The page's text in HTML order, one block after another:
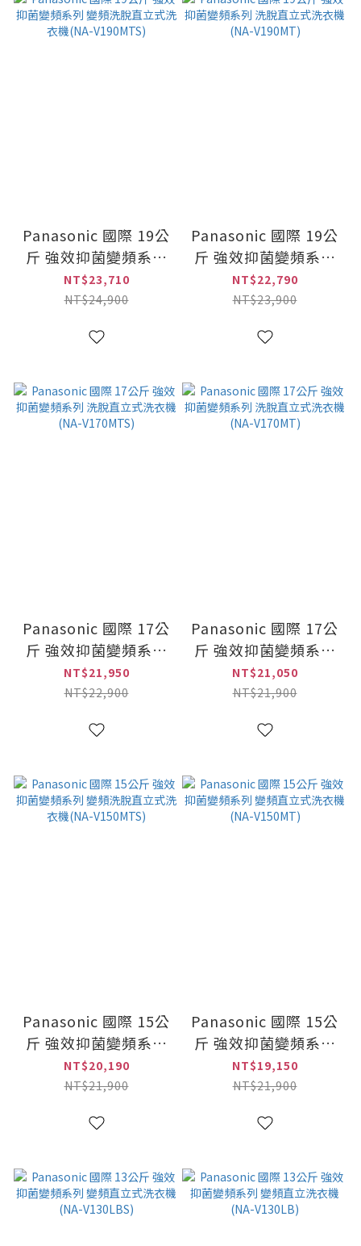
Panasonic 國際 19公
斤 強效抑菌變頻系列
變頻洗脫直立式洗衣機
(NA-V190MTS)
NT$23,710
NT$24,900
Panasonic 國際 19公
斤 強效抑菌變頻系列
洗脫直立式洗衣機
(NA-V190MT)
NT$22,790
NT$23,900
Panasonic 國際 17公
斤 強效抑菌變頻系列
洗脫直立式洗衣機
(NA-V170MTS)
NT$21,950
NT$22,900
Panasonic 國際 17公
斤 強效抑菌變頻系列
洗脫直立式洗衣機
(NA-V170MT)
NT$21,050
NT$21,900
Panasonic 國際 15公
斤 強效抑菌變頻系列
變頻洗脫直立式洗衣機
(NA-V150MTS)
NT$20,190
NT$21,900
Panasonic 國際 15公
斤 強效抑菌變頻系列
變頻直立式洗衣機
(NA-V150MT)
NT$19,150
NT$21,900